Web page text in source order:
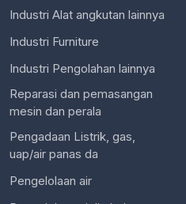
Industri Alat angkutan lainnya
Industri Furniture
Industri Pengolahan lainnya
Reparasi dan pemasangan
mesin dan perala
Pengadaan Listrik, gas,
uap/air panas da
Pengelolaan air